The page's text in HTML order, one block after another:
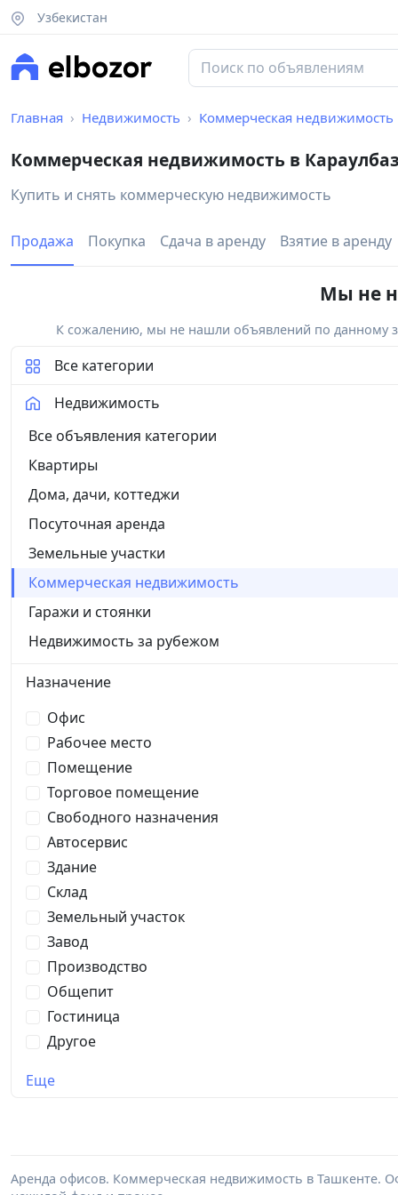
Узбекистан
Главная Недвижимость Коммерческая недвижимость
Коммерческая недвижимость в
Купить и снять коммерческую недвижимость
Продажа Покупка Сдача в аренду Взятие в аренду
Мы не
К сожалению, мы не нашли объявлений по данному
Все категории
Недвижимость
Все объявления категории
Квартиры
Дома, дачи, коттеджи
Посуточная аренда
Земельные участки
Коммерческая недвижимость
Гаражи и стоянки
Недвижимость за рубежом
Назначение
Офис
Рабочее место
Помещение
Торговое помещение
Свободного назначения
Автосервис
Здание
Склад
Земельный участок
Завод
Производство
Общепит
Гостиница
Другое
Еще
Аренда офисов. Коммерческая недвижимость в Ташкенте.